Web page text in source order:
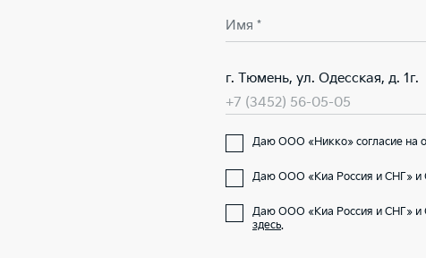
Имя *
г. Тюмень, ул. Одесская, д. 1г.
+7 (3452) 56-05-05
Даю ООО «Никко» согласие на
Даю ООО «Киа Россия и СНГ» и
Даю ООО «Киа Россия и СНГ» и
здесь.